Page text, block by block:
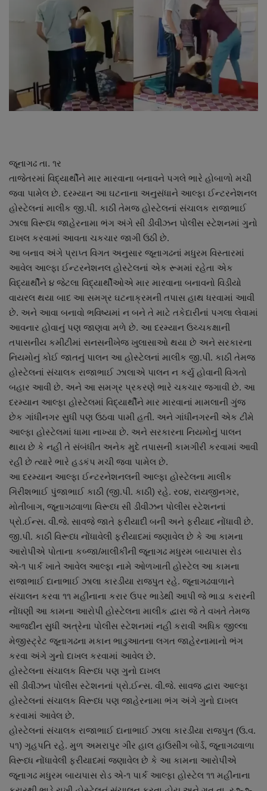
About Author
Contact
Dipotsav Special
આંતરરાષ્ટ્રીય
ગુજરાત
જુનાગઢ
Support US
બજારના સમાચાર
નાણાંકીય સમાચાર
સ્થાનિક સમાચાર
સ્પોર્ટ્સ
રાશિફળ
ગુનાખોરી
બોલિવૂડ
સ્વાસ્થ્ય
જૂનાગઢ તા. ૧ર
તાજેતરમાં વિદ્યાર્થીને માર મારવાના બનાવને પગલે ભારે હોબાળો મચી
જવા પામેલ છે. દરમ્યાન આ ઘટનાના અનુસંધાને આલ્ફા ઈન્ટરનેશનલ
હોસ્ટેલનાં માલીક જી.પી. કાઠી તેમજ હોસ્ટેલનાં સંચાલક રાજાભાઈ
ઝાલા વિરૂધ્ધ જાહેરનામા ભંગ અંગે સી ડીવીઝન પોલીસ સ્ટેશનમાં ગુનો
દાખલ કરવામાં આવતા ચકચાર જાગી ઉઠી છે.
આ બનાવ અંગે પ્રાપ્ત વિગત અનુસાર જૂનાગઢનાં મધુરમ વિસ્તારમાં
આવેલ આલ્ફા ઈન્ટરનેશનલ હોસ્ટેલનાં એક રૂમમાં રહેતા એક
વિદ્યાર્થીને ૪ જેટલા વિદ્યાર્થીઓએ માર મારવાના બનાવનો વિડીયો
વાયરલ થયા બાદ આ સમગ્ર ઘટનાક્રમની તપાસ હાથ ધરવામાં આવી
છે. અને આવા બનાવો ભવિષ્યમાં ન બને તે માટે તકેદારીનાં પગલા લેવામાં
આવનાર હોવાનું પણ જાણવા મળે છે. આ દરમ્યાન ઉચ્ચકક્ષાની
તપાસનીય કમીટીમાં સનસનીખેજ ખુલાસાઓ થયા છે અને સરકારના
નિયમોનું કોઈ જાતનું પાલન આ હોસ્ટેલનાં માલીક જી.પી. કાઠી તેમજ
હોસ્ટેલનાં સંચાલક રાજાભાઈ ઝાલાએ પાલન ન કર્યુ હોવાની વિગતો
બહાર આવી છે. અને આ સમગ્ર પ્રકરણે ભારે ચકચાર જગાવી છે. આ
દરમ્યાન આલ્ફા હોસ્ટેલમાં વિદ્યાર્થીને માર મારવાનાં મામલાની ગુંજ
છેક ગાંધીનગર સુધી પણ ઉઠવા પામી હતી. અને ગાંધીનગરની એક ટીમે
આલ્ફા હોસ્ટેલમાં ધામા નાખ્યા છે. અને સરકારના નિયમોનું પાલન
થાય છે કે નહી તે સંબંધીત અનેક મુદે તપાસની કામગીરી કરવામાં આવી
રહી છે ત્યારે ભારે હડકંપ મચી જવા પામેલ છે.
આ દરમ્યાન આલ્ફા ઈન્ટરનેશનલની આલ્ફા હોસ્ટેલના માલીક
ગિરીશભાઈ પુંજાભાઈ કાઠી (જી.પી. કાઠી) રહે. ર૦૪, રાયજીનગર,
મોતીબાગ, જૂનાગઢવાળા વિરૂધ્ધ સી ડીવીઝન પોલીસ સ્ટેશનનાં
પ્રો.ઈન્સ. વી.જે. સાવજે જાતે ફરીયાદી બની અને ફરીયાદ નોંધાવી છે.
જી.પી. કાઠી વિરૂધ્ધ નોંધાવેલી ફરીયાદમાં જણાવેલ છે કે આ કામના
આરોપીએ પોતાના કબ્જા/માલીકીની જૂનાગઢ મધુરમ બાયપાસ રોડ
એ-૧ પાર્ક ખાતે આવેલ આલ્ફા નામે ઓળખાતી હોસ્ટેલ આ કામના
રાજાભાઈ દાનાભાઈ ઝાલા કારડીયા રાજપુત રહે. જૂનાગઢવાળાને
સંચાલન કરવા ૧૧ મહીનાના કરાર ઉપર ભાડેથી આપી જે ભાડા કરારની
નોંધણી આ કામના આરોપી હોસ્ટેલના માલીક દ્વારા જે તે વખતે તેમજ
આજદીન સુધી અત્રેના પોલીસ સ્ટેશનમાં નહી કરાવી અધિક જીલ્લા
મેજીસ્ટ્રેટ જૂનાગઢના મકાન ભાડુઆતના લગત જાહેરનામાનો ભંગ
કરવા અંગે ગુનો દાખલ કરવામાં આવેલ છે.
હોસ્ટેલના સંચાલક વિરૂધ્ધ પણ ગુનો દાખલ
સી ડીવીઝન પોલીસ સ્ટેશનનાં પ્રો.ઈન્સ. વી.જે. સાવજ દ્વારા આલ્ફા
હોસ્ટેલનાં સંચાલક વિરૂધ્ધ પણ જાહેરનામા ભંગ અંગે ગુનો દાખલ
કરવામાં આવેલ છે.
હોસ્ટેલનાં સંચાલક રાજાભાઈ દાનાભાઈ ઝાલા કારડીયા રાજપુત (ઉ.વ.
પ૧) ગૃહપતિ રહે. મુળ અમરાપુર ગીર હાલ હાઉસીંગ બોર્ડ, જૂનાગઢવાળા
વિરૂધ્ધ નોંધાવેલી ફરીયાદમાં જણાવેલ છે કે આ કામના આરોપીએ
જૂનાગઢ મધુરમ બાયપાસ રોડ એ-૧ પાર્ક આલ્ફા હોસ્ટેલ ૧૧ મહીનાના